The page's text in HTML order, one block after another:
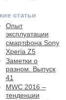
статьи
Опыт
эксплуатации
смартфона Sony
Xperia Z5
Заметки о
разном. Выпуск
41
MWC 2016 –
тенденции